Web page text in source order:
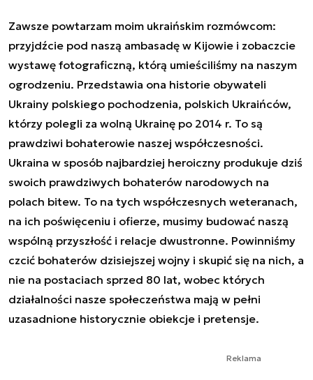
Zawsze powtarzam moim ukraińskim rozmówcom:
przyjdźcie pod naszą ambasadę w Kijowie i zobaczcie
wystawę fotograficzną, którą umieściliśmy na naszym
ogrodzeniu. Przedstawia ona historie obywateli
Ukrainy polskiego pochodzenia, polskich Ukraińców,
którzy polegli za wolną Ukrainę po 2014 r. To są
prawdziwi bohaterowie naszej współczesności.
Ukraina w sposób najbardziej heroiczny produkuje dziś
swoich prawdziwych bohaterów narodowych na
polach bitew. To na tych współczesnych weteranach,
na ich poświęceniu i ofierze, musimy budować naszą
wspólną przyszłość i relacje dwustronne. Powinniśmy
czcić bohaterów dzisiejszej wojny i skupić się na nich, a
nie na postaciach sprzed 80 lat, wobec których
działalności nasze społeczeństwa mają w pełni
uzasadnione historycznie obiekcje i pretensje.
Reklama